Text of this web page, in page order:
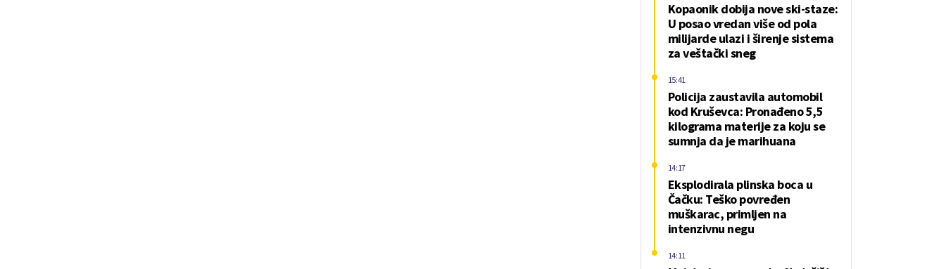
Kopaonik dobija nove ski-staze:
U posao vredan više od pola
milijarde ulazi i širenje sistema
za veštački sneg
Policija zaustavila automobil
kod Kruševca: Pronađeno 5,5
kilograma materije za koju se
sumnja da je marihuana
15:41
Eksplodirala plinska boca u
Čačku: Teško povređen
muškarac, primljen na
intenzivnu negu
14:17
14:11